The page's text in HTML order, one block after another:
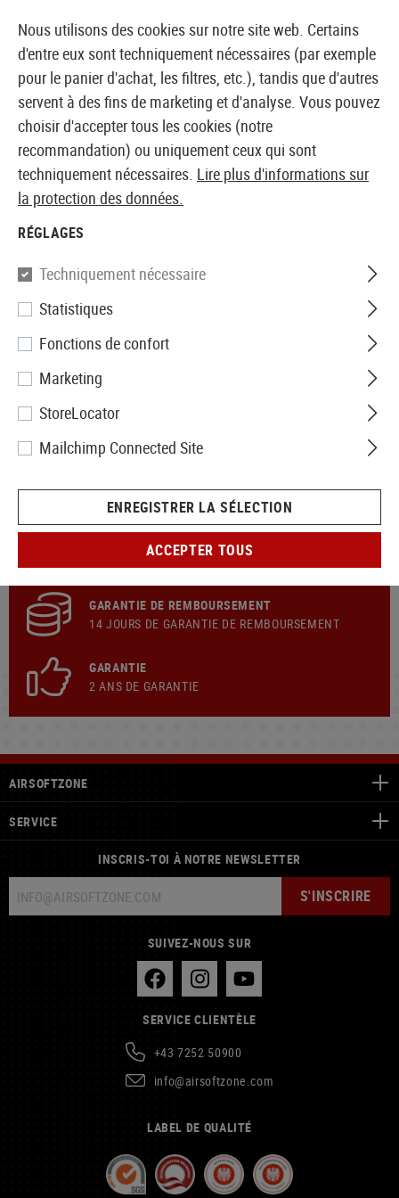
BOUTIQUE ET GROSSISTE EUROPÉEN AIRSOFT
RÉCUPÉRATION DU MOT DE PASSE
Nous vous enverrons un e-mail de confirmation. Cliquez sur
RETOUR
GRATUITEXPÉDITIONÀ PARTIR DE 199,90 € PANIER
ASSISTANCE À LA CLIENTÈLE
DU LUNDI AU JEUDI : 9H00 À 12H00 - 13H00 À
17H00. VENDREDI : 9H00 À 14H00
GARANTIE DE REMBOURSEMENT
14 JOURS DE GARANTIE DE REMBOURSEMENT
GARANTIE
2 ANS DE GARANTIE
AIRSOFTZONE
SERVICE
INSCRIS-TOI À NOTRE NEWSLETTER
S'INSCRIRE
SUIVEZ-NOUS SUR
SERVICE CLIENTÈLE
+43 7252 50900
info@airsoftzone.com
LABEL DE QUALITÉ
Nous utilisons des cookies sur notre site web. Certains
d'entre eux sont techniquement nécessaires (par exemple
pour le panier d'achat, les filtres, etc.), tandis que d'autres
servent à des fins de marketing et d'analyse. Vous pouvez
choisir d'accepter tous les cookies (notre
recommandation) ou uniquement ceux qui sont
techniquement nécessaires. Lire plus d'informations sur
la protection des données.
RÉGLAGES
Techniquement nécessaire
Statistiques
Fonctions de confort
Marketing
StoreLocator
Mailchimp Connected Site
ENREGISTRER LA SÉLECTION
ACCEPTER TOUS